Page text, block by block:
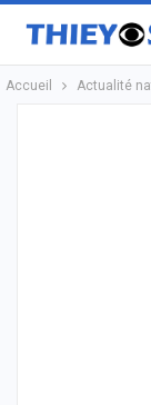
Accueil Actualité